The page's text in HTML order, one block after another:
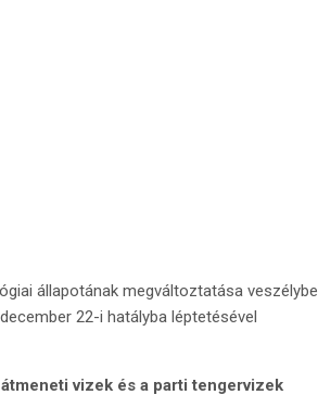
állapotának megváltoztatása veszélybe
22-i hatályba léptetésével
vizek és a parti tengervizek